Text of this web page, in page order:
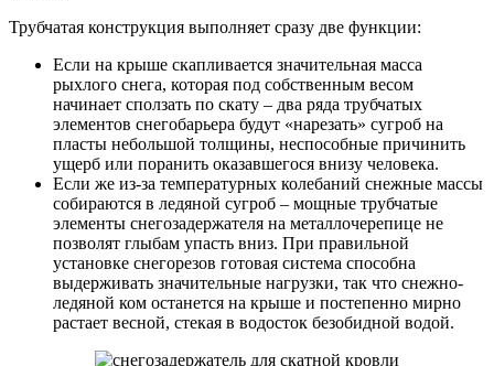
Трубчатая конструкция выполняет сразу две функции:
Если на крыше скапливается значительная масса
рыхлого снега, которая под собственным весом
начинает сползать по скату – два ряда трубчатых
элементов снегобарьера будут «нарезать» сугроб на
пласты небольшой толщины, неспособные причинить
ущерб или поранить оказавшегося внизу человека.
Если же из-за температурных колебаний снежные массы
собираются в ледяной сугроб – мощные трубчатые
элементы снегозадержателя на металлочерепице не
позволят глыбам упасть вниз. При правильной
установке снегорезов готовая система способна
выдерживать значительные нагрузки, так что снежно-
ледяной ком останется на крыше и постепенно мирно
растает весной, стекая в водосток безобидной водой.